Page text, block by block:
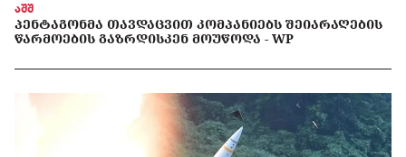
აშშ
ᲞᲔᲜᲢᲐᲒᲝᲜᲛᲐ ᲗᲐᲕᲓᲐᲪᲕᲘᲗ ᲙᲝᲛᲞᲐᲜᲘᲔᲑᲡ ᲨᲔᲘᲐᲠᲐᲦᲔᲑᲘᲡ
ᲬᲐᲠᲛᲝᲔᲑᲘᲡ ᲒᲐᲖᲠᲓᲘᲡᲙᲔᲜ ᲛᲝᲣᲬᲝᲓᲐ - WP